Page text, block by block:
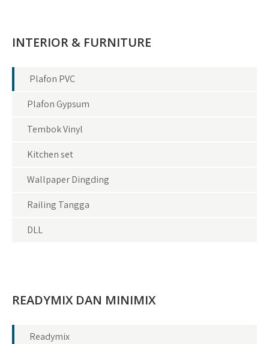
INTERIOR & FURNITURE
Plafon PVC
Plafon Gypsum
Tembok Vinyl
Kitchen set
Wallpaper Dingding
Railing Tangga
DLL
READYMIX DAN MINIMIX
Readymix